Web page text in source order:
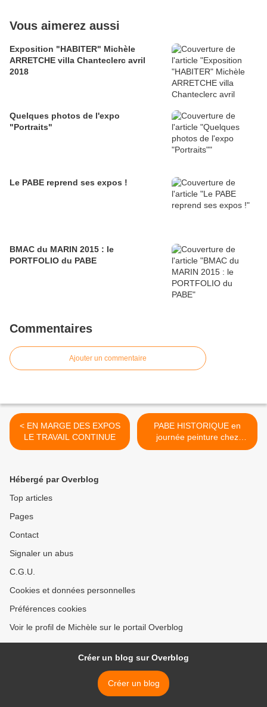
Vous aimerez aussi
Exposition "HABITER" Michèle
ARRETCHE villa Chanteclerc avril
2018
Quelques photos de l'expo
"Portraits"
Le PABE reprend ses expos !
BMAC du MARIN 2015 : le
PORTFOLIO du PABE
Commentaires
Ajouter un commentaire
< EN MARGE DES EXPOS
LE TRAVAIL CONTINUE
PABE HISTORIQUE en
journée peinture chez
marijo >
Hébergé par Overblog
Top articles
Pages
Contact
Signaler un abus
C.G.U.
Cookies et données personnelles
Préférences cookies
Voir le profil de Michèle sur le portail Overblog
Créer un blog sur Overblog
Créer un blog